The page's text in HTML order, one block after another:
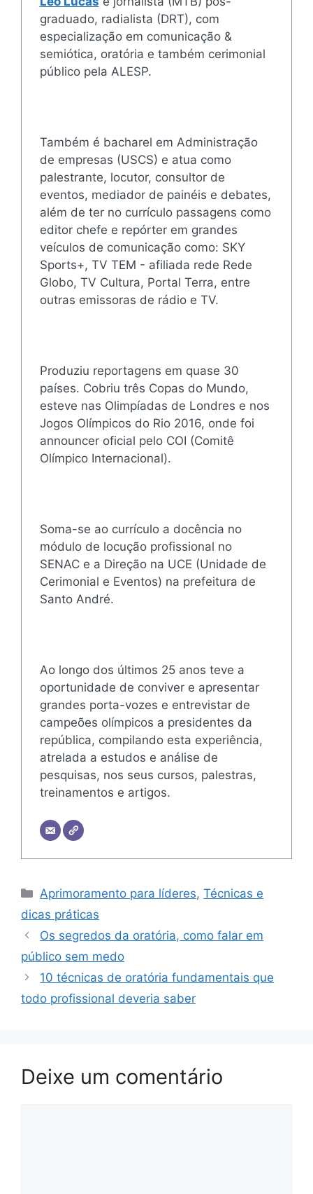
graduado, radialista (DRT), com
especialização em comunicação &
semiótica, oratória e também cerimonial
público pela ALESP.
Também é bacharel em Administração
de empresas (USCS) e atua como
palestrante, locutor, consultor de
eventos, mediador de painéis e debates,
além de ter no currículo passagens como
editor chefe e repórter em grandes
veículos de comunicação como: SKY
Sports+, TV TEM - afiliada rede Rede
Globo, TV Cultura, Portal Terra, entre
outras emissoras de rádio e TV.
Produziu reportagens em quase 30
países. Cobriu três Copas do Mundo,
esteve nas Olimpíadas de Londres e nos
Jogos Olímpicos do Rio 2016, onde foi
announcer oficial pelo COI (Comitê
Olímpico Internacional).
Soma-se ao currículo a docência no
módulo de locução profissional no
SENAC e a Direção na UCE (Unidade de
Cerimonial e Eventos) na prefeitura de
Santo André.
Ao longo dos últimos 25 anos teve a
oportunidade de conviver e apresentar
grandes porta-vozes e entrevistar de
campeões olímpicos a presidentes da
república, compilando esta experiência,
atrelada a estudos e análise de
pesquisas, nos seus cursos, palestras,
treinamentos e artigos.
Categorias
Aprimoramento para líderes,Técnicas e
dicas práticas
Os segredos da oratória, como falar em
público sem medo
10 técnicas de oratória fundamentais que
todo profissional deveria saber
Deixe um comentário